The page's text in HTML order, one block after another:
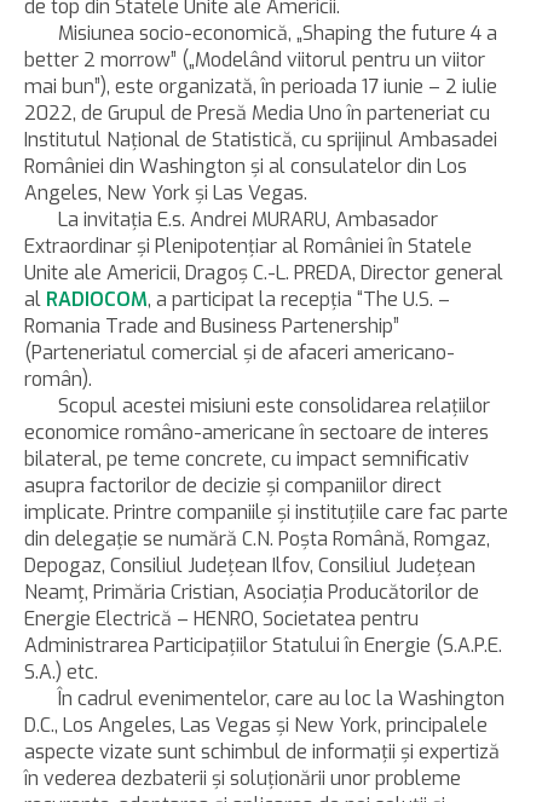
de top din Statele Unite ale Americii.
Misiunea socio-economică, „Shaping the future 4 a
better 2 morrow” („Modelând viitorul pentru un viitor
mai bun”), este organizată, în perioada 17 iunie – 2 iulie
2022, de Grupul de Presă Media Uno în parteneriat cu
Institutul Naţional de Statistică, cu sprijinul Ambasadei
României din Washington şi al consulatelor din Los
Angeles, New York şi Las Vegas.
La invitaţia E.s. Andrei MURARU, Ambasador
Extraordinar şi Plenipotenţiar al României în Statele
Unite ale Americii, Dragoş C.-L. PREDA, Director general
al RADIOCOM, a participat la recepţia “The U.S. –
Romania Trade and Business Partenership”
(Parteneriatul comercial şi de afaceri americano-
român).
Scopul acestei misiuni este consolidarea relaţiilor
economice româno-americane în sectoare de interes
bilateral, pe teme concrete, cu impact semnificativ
asupra factorilor de decizie şi companiilor direct
implicate. Printre companiile şi instituţiile care fac parte
din delegaţie se numără C.N. Poşta Română, Romgaz,
Depogaz, Consiliul Judeţean Ilfov, Consiliul Judeţean
Neamţ, Primăria Cristian, Asociaţia Producătorilor de
Energie Electrică – HENRO, Societatea pentru
Administrarea Participaţiilor Statului în Energie (S.A.P.E.
S.A.) etc.
În cadrul evenimentelor, care au loc la Washington
D.C., Los Angeles, Las Vegas şi New York, principalele
aspecte vizate sunt schimbul de informaţii şi expertiză
în vederea dezbaterii şi soluţionării unor probleme